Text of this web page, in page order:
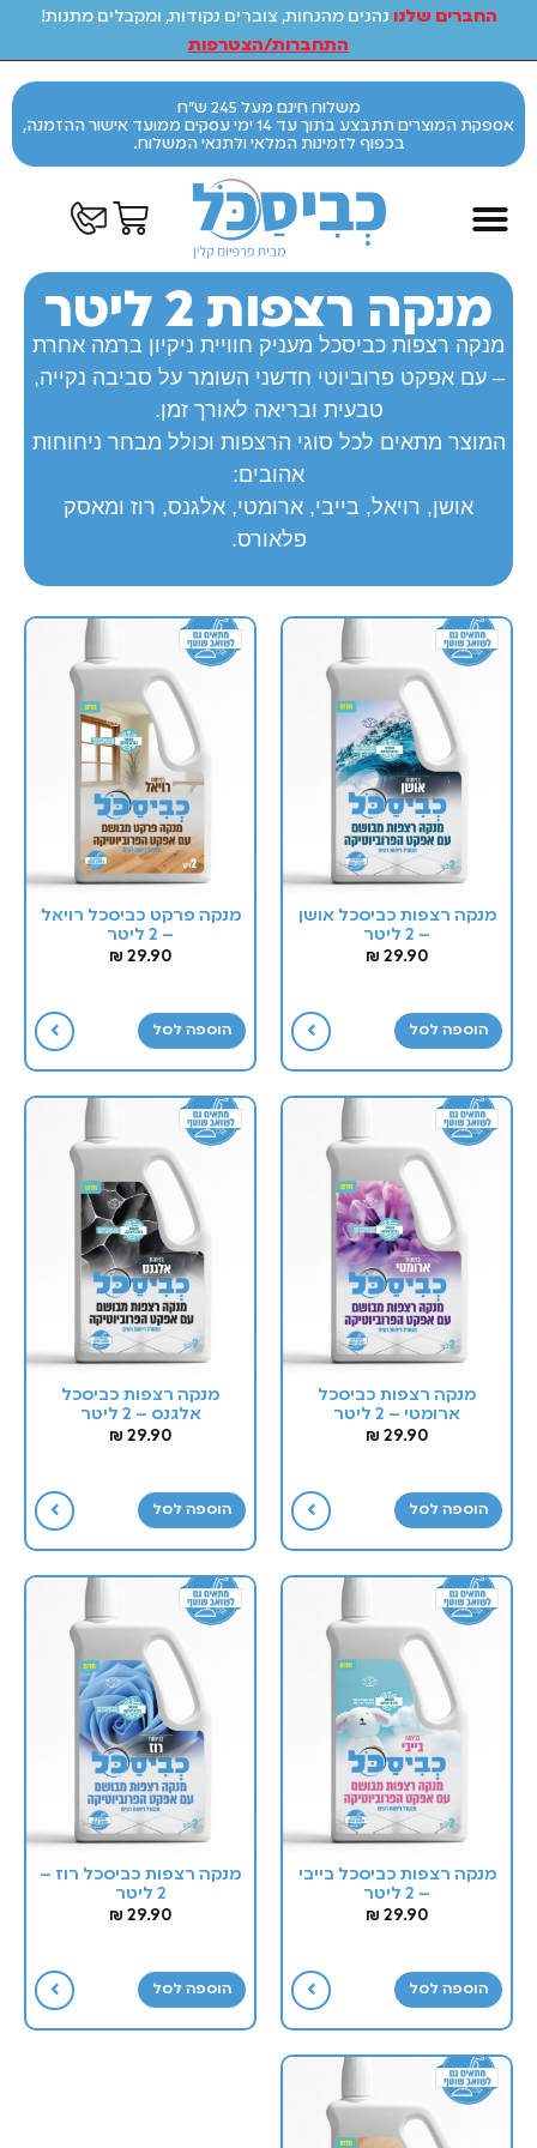
החברים שלנו נהנים מהנחות, צוברים נקודות, ומקבלים מתנות!
התחברות/הצטרפות
משלוח חינם מעל 245 ש"ח
אספקת המוצרים תתבצע בתוך עד 14 ימי עסקים ממועד אישור ההזמנה,
בכפוף לזמינות המלאי ולתנאי המשלוח.
מנקה רצפות 2 ליטר
מנקה רצפות כביסכל מעניק חוויית ניקיון ברמה אחרת
– עם אפקט פרוביוטי חדשני השומר על סביבה נקייה,
טבעית ובריאה לאורך זמן.
המוצר מתאים לכל סוגי הרצפות וכולל מבחר ניחוחות
אהובים:
אושן, רויאל, בייבי, ארומטי, אלגנס, רוז ומאסק
פלאורס.
מנקה רצפות כביסכל אושן
– 2 ליטר
29.90
₪
הוספה לסל
מנקה פרקט כביסכל רויאל
– 2 ליטר
29.90
₪
הוספה לסל
מנקה רצפות כביסכל
ארומטי – 2 ליטר
29.90
₪
הוספה לסל
מנקה רצפות כביסכל
אלגנס – 2 ליטר
29.90
₪
הוספה לסל
מנקה רצפות כביסכל בייבי
– 2 ליטר
29.90
₪
הוספה לסל
מנקה רצפות כביסכל רוז –
2 ליטר
29.90
₪
הוספה לסל